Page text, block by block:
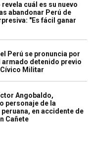
revela cuál es su nuevo
abandonar Perú de
"Es fácil ganar
Perú se pronuncia por
armado detenido previo
Militar
Angobaldo,
personaje de la
en accidente de
Cañete